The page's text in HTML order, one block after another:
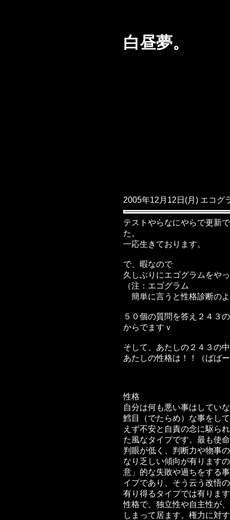
白昼夢。
2005年12月12日(月) エコグ
テストやらなにやらで更新
た。
一応生きております。
で、暇なので
久しぶりにエゴグラムをや
（注：エゴグラム
簡単に言うと性格診断の
５０個の質問を答え２４３
からでますｖ
そして、あたしの２４３の
あたしの性格は！！（ばば
性格
自分は何も悪い事はしてい
鱈目（でたらめ）な事をし
えず不安と自責の念に駆ら
た風なタイプです。最も使
判眼が低く、判断力や物事
なり乏しい傾向が有ります
意」的な失敗や過ちをする
イプであり、そう云う改悟
有り得るタイプでは有りま
性格で、独立性や自主性が
しまって居ます。権力に対